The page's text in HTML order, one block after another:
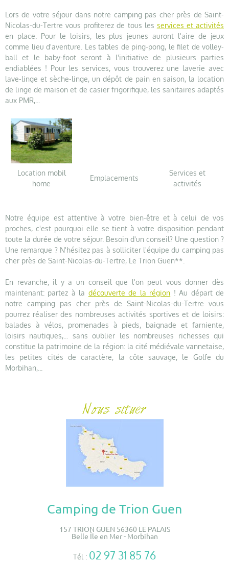
Lors de votre séjour dans notre camping pas cher près de Saint-
Nicolas-du-Tertre vous profiterez de tous les services et activités
en place. Pour le loisirs, les plus jeunes auront l'aire de jeux
comme lieu d'aventure. Les tables de ping-pong, le filet de volley-
ball et le baby-foot seront à l'initiative de plusieurs parties
endiablées ! Pour les services, vous trouverez une laverie avec
lave-linge et sèche-linge, un dépôt de pain en saison, la location
de linge de maison et de casier frigorifique, les sanitaires adaptés
aux PMR,...
Location mobil
home
Emplacements
Services et
activités
Notre équipe est attentive à votre bien-être et à celui de vos
proches, c'est pourquoi elle se tient à votre disposition pendant
toute la durée de votre séjour. Besoin d'un conseil? Une question ?
Une remarque ? N'hésitez pas à solliciter l'équipe du camping pas
cher près de Saint-Nicolas-du-Tertre, Le Trion Guen**.
En revanche, il y a un conseil que l'on peut vous donner dès
maintenant: partez à la découverte de la région ! Au départ de
notre camping pas cher près de Saint-Nicolas-du-Tertre vous
pourrez réaliser des nombreuses activités sportives et de loisirs:
balades à vélos, promenades à pieds, baignade et farniente,
loisirs nautiques,... sans oublier les nombreuses richesses qui
constitue la patrimoine de la région: la cité médiévale vannetaise,
les petites cités de caractère, la côte sauvage, le Golfe du
Morbihan,...
Camping de Trion Guen
157 TRION GUEN 56360 LE PALAIS
Belle Île en Mer - Morbihan
Tél : 02 97 31 85 76